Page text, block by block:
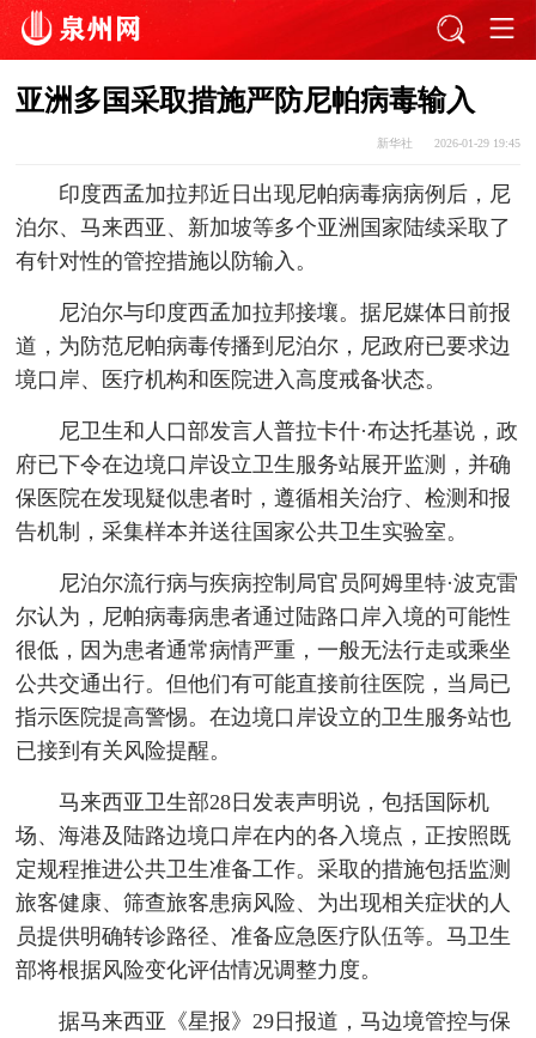
亚洲多国采取措施严防尼帕病毒输入
新华社 2026-01-29 19:45
印度西孟加拉邦近日出现尼帕病毒病病例后，尼
泊尔、马来西亚、新加坡等多个亚洲国家陆续采取了
有针对性的管控措施以防输入。
尼泊尔与印度西孟加拉邦接壤。据尼媒体日前报
道，为防范尼帕病毒传播到尼泊尔，尼政府已要求边
境口岸、医疗机构和医院进入高度戒备状态。
尼卫生和人口部发言人普拉卡什·布达托基说，政
府已下令在边境口岸设立卫生服务站展开监测，并确
保医院在发现疑似患者时，遵循相关治疗、检测和报
告机制，采集样本并送往国家公共卫生实验室。
尼泊尔流行病与疾病控制局官员阿姆里特·波克雷
尔认为，尼帕病毒病患者通过陆路口岸入境的可能性
很低，因为患者通常病情严重，一般无法行走或乘坐
公共交通出行。但他们有可能直接前往医院，当局已
指示医院提高警惕。在边境口岸设立的卫生服务站也
已接到有关风险提醒。
马来西亚卫生部28日发表声明说，包括国际机
场、海港及陆路边境口岸在内的各入境点，正按照既
定规程推进公共卫生准备工作。采取的措施包括监测
旅客健康、筛查旅客患病风险、为出现相关症状的人
员提供明确转诊路径、准备应急医疗队伍等。马卫生
部将根据风险变化评估情况调整力度。
据马来西亚《星报》29日报道，马边境管控与保